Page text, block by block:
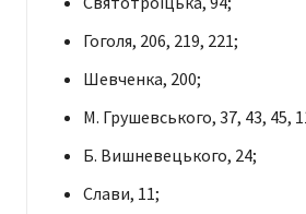
Гоголя, 206, 219, 221;
Шевченка, 200;
М. Грушевського, 37, 43, 45,
Б. Вишневецького, 24;
Слави, 11;